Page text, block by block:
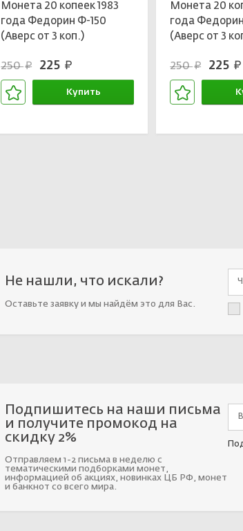
Монета 20 копеек 1983
года Федорин Ф-150
(Аверс от 3 коп.)
250руб. 225 руб.
Купить
Монета 20
года
(Аверс от 3
250руб. 225 руб.
Не нашли, что искали?
Оставьте заявку и мы найдём это для Вас.
Подпишитесь на наши письма
и получите промокод на
скидку 2%
Отправляем 1-2 письма в неделю с
тематическими подборками монет,
информацией об акциях, новинках ЦБ РФ, монет
и банкнот со всего мира.